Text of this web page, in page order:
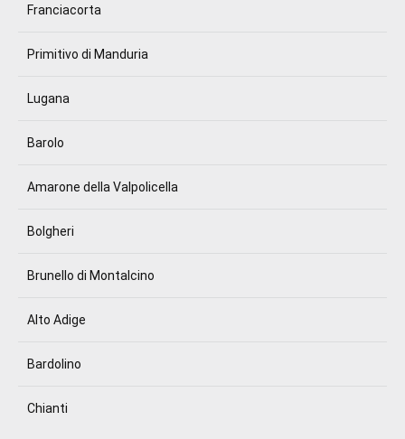
Franciacorta
Primitivo di Manduria
Lugana
Barolo
Amarone della Valpolicella
Bolgheri
Brunello di Montalcino
Alto Adige
Bardolino
Chianti